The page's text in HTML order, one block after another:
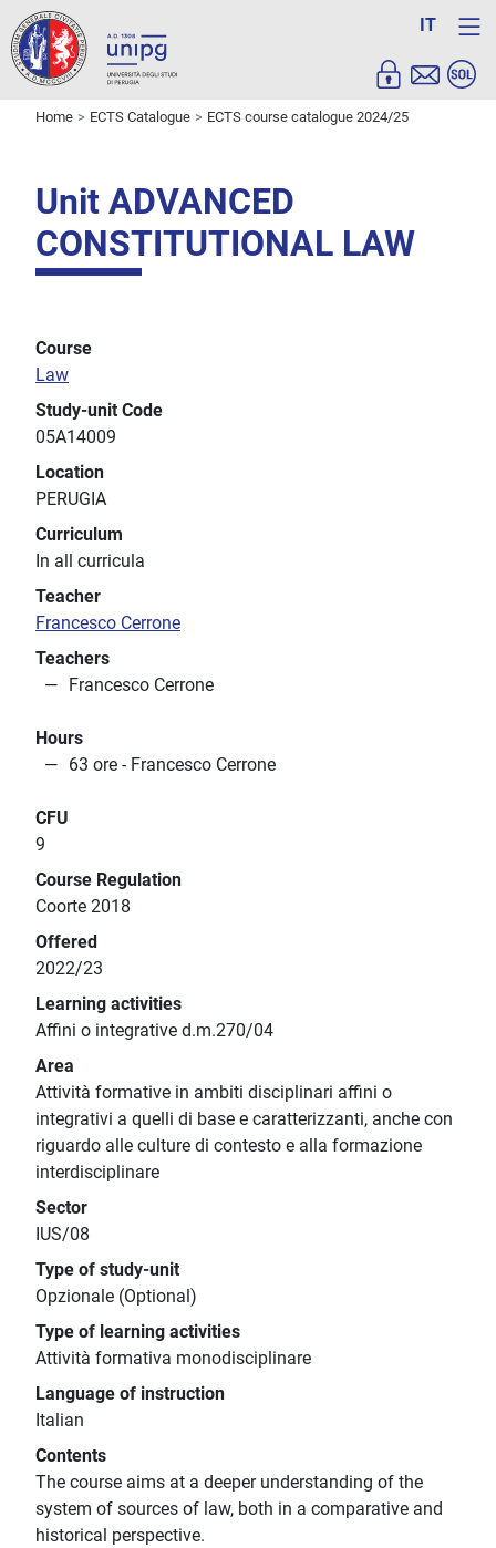
IT
Home ECTS Catalogue ECTS course catalogue 2024/25
Unit ADVANCED
CONSTITUTIONAL LAW
Course
Law
Study-unit Code
05A14009
Location
PERUGIA
Curriculum
In all curricula
Teacher
Francesco Cerrone
Teachers
Francesco Cerrone
Hours
63 ore - Francesco Cerrone
CFU
9
Course Regulation
Coorte 2018
Offered
2022/23
Learning activities
Affini o integrative d.m.270/04
Area
Attività formative in ambiti disciplinari affini o
integrativi a quelli di base e caratterizzanti, anche con
riguardo alle culture di contesto e alla formazione
interdisciplinare
Sector
IUS/08
Type of study-unit
Opzionale (Optional)
Type of learning activities
Attività formativa monodisciplinare
Language of instruction
Italian
Contents
The course aims at a deeper understanding of the
system of sources of law, both in a comparative and
historical perspective.